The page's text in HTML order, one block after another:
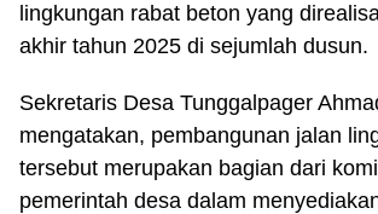
lingkungan rabat beton yang
akhir tahun 2025 di sejumlah dusun.
Sekretaris Desa Tunggalpager
mengatakan, pembangunan jalan
tersebut merupakan bagian dari
pemerintah desa dalam